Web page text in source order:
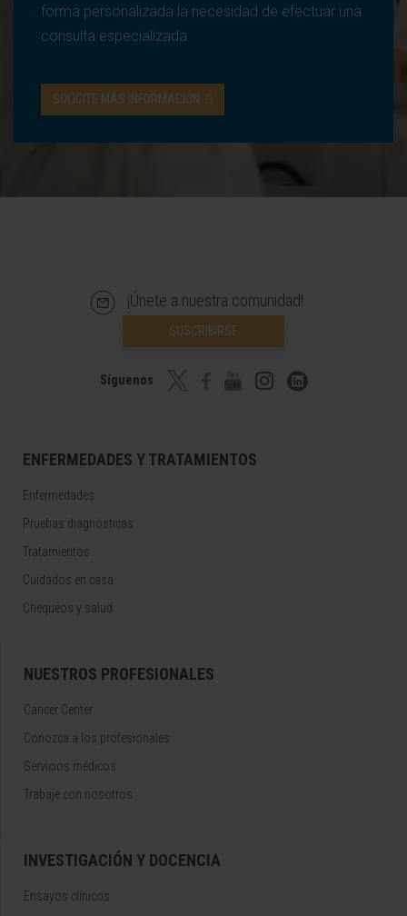
forma personalizada la necesidad de efectuar una
consulta especializada.
SOLICITE MÁS INFORMACIÓN
¡Únete a nuestra comunidad!
SUSCRIBIRSE
Síguenos
ENFERMEDADES Y TRATAMIENTOS
Enfermedades
Pruebas diagnósticas
Tratamientos
Cuidados en casa
Chequeos y salud
NUESTROS PROFESIONALES
Cancer Center
Conozca a los profesionales
Servicios médicos
Trabaje con nosotros
INVESTIGACIÓN Y DOCENCIA
Ensayos clínicos